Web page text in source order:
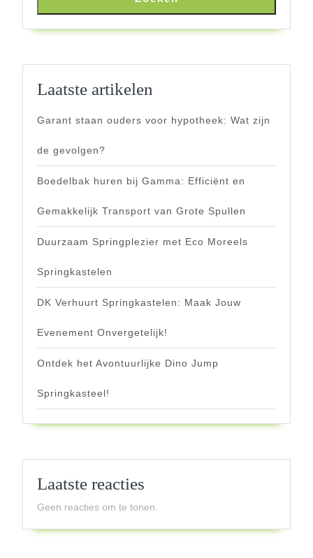
Laatste artikelen
Garant staan ouders voor hypotheek: Wat zijn
de gevolgen?
Boedelbak huren bij Gamma: Efficiënt en
Gemakkelijk Transport van Grote Spullen
Duurzaam Springplezier met Eco Moreels
Springkastelen
DK Verhuurt Springkastelen: Maak Jouw
Evenement Onvergetelijk!
Ontdek het Avontuurlijke Dino Jump
Springkasteel!
Laatste reacties
Geen reacties om te tonen.